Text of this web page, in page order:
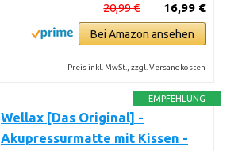
16,99 €
20,99 €
Bei Amazon ansehen
Preis inkl. MwSt., zzgl. Versandkosten
EMPFEHLUNG
Wellax [Das Original] -
Akupressurmatte mit Kissen -